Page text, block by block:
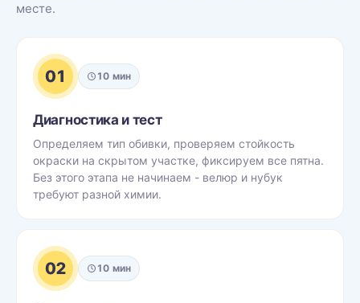
месте.
01 10 мин
Диагностика и тест
Определяем тип обивки, проверяем стойкость
окраски на скрытом участке, фиксируем все пятна.
Без этого этапа не начинаем - велюр и нубук
требуют разной химии.
02 10 мин